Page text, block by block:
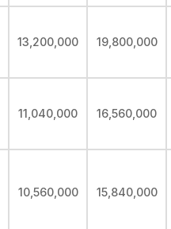
13,200,000 19,800,000
11,040,000 16,560,000
10,560,000 15,840,000